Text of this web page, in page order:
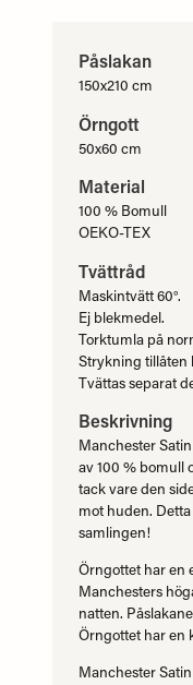
150x210 cm
Örngott
50x60 cm
Material
100 % Bomull
OEKO-TEX
Tvättråd
Maskintvätt 60°.
Ej blekmedel.
Torktumla på
Strykning tillåten
Tvättas separat
Beskrivning
Manchester
av 100 % bomull
tack vare den
mot huden.
samlingen!
Örngottet har en
Manchesters
natten.
Örngottet har en
Manchester